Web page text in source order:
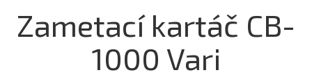
Zametací kartáč CB-
1000 Vari